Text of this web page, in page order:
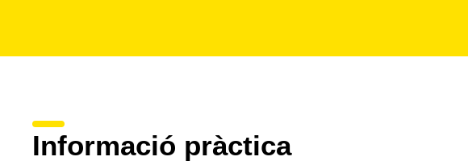
Informació pràctica